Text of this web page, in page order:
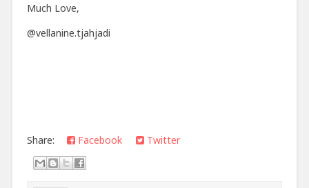
Much Love,
@vellanine.tjahjadi
Share: Facebook Twitter